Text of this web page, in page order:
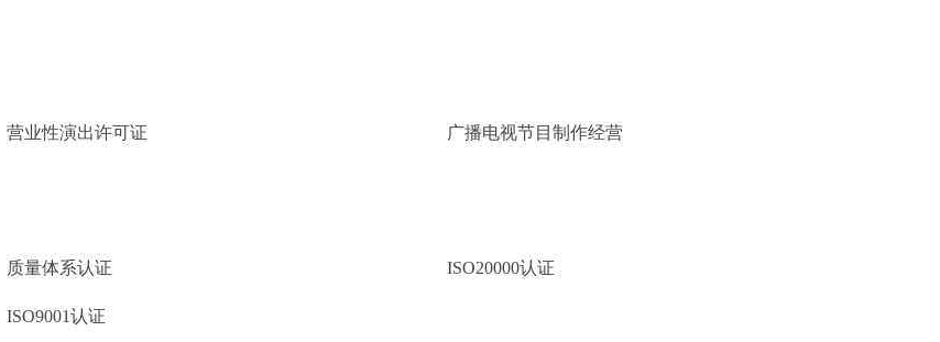
营业性演出许可证 广播电视节目制作经营
质量体系认证 ISO20000认证
ISO9001认证